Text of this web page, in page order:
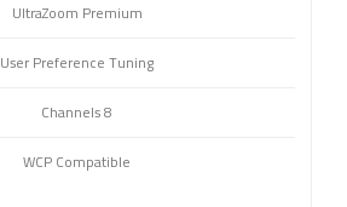
UltraZoom Premium
User Preference Tuning
8 Channels
WCP Compatible